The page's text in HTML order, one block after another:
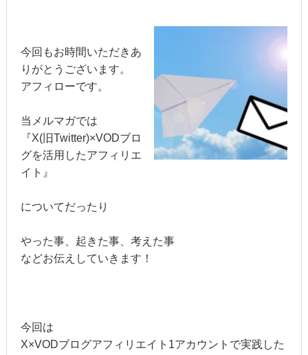
今回もお時間いただきあ
りがとうございます。
アフィローです。
当メルマガでは
『X(旧Twitter)×VODブロ
グを活用したアフィリエ
イト』
についてだったり
やった事、起きた事、考えた事
などお伝えしていきます！
今回は
X×VODブログアフィリエイト1アカウントで実践した